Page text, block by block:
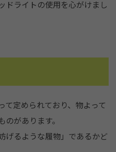
ドライトの使用を心がけまし
て定められており、物よって
があります。
げるような履物」であるかど